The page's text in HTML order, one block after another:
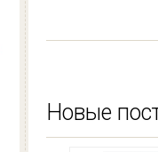
Новые